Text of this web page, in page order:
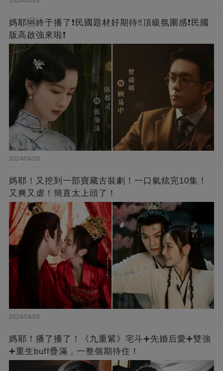
媽耶🆘終于播了❗️民國題材好期待‼️頂級氛圍感❗️民國
版高啟強來啦❗
2024/04/28
媽耶！又挖到一部寶藏古裝劇！一口氣炫完10集！
又爽又虐！簡直太上頭了！
2024/04/28
媽耶！播了播了！《九重紫》宅斗➕先婚后愛➕雙強
➕重生buff疊滿，一整個期待住！